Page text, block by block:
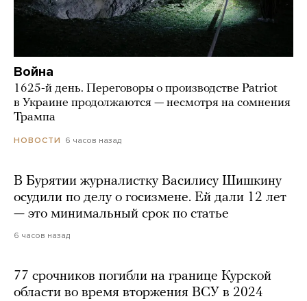
Война
1625-й день. Переговоры о производстве Patriot
в Украине продолжаются — несмотря на сомнения
Трампа
НОВОСТИ 6 часов назад
В Бурятии журналистку Василису Шишкину
осудили по делу о госизмене. Ей дали 12 лет
— это минимальный срок по статье
6 часов назад
77 срочников погибли на границе Курской
области во время вторжения ВСУ в 2024